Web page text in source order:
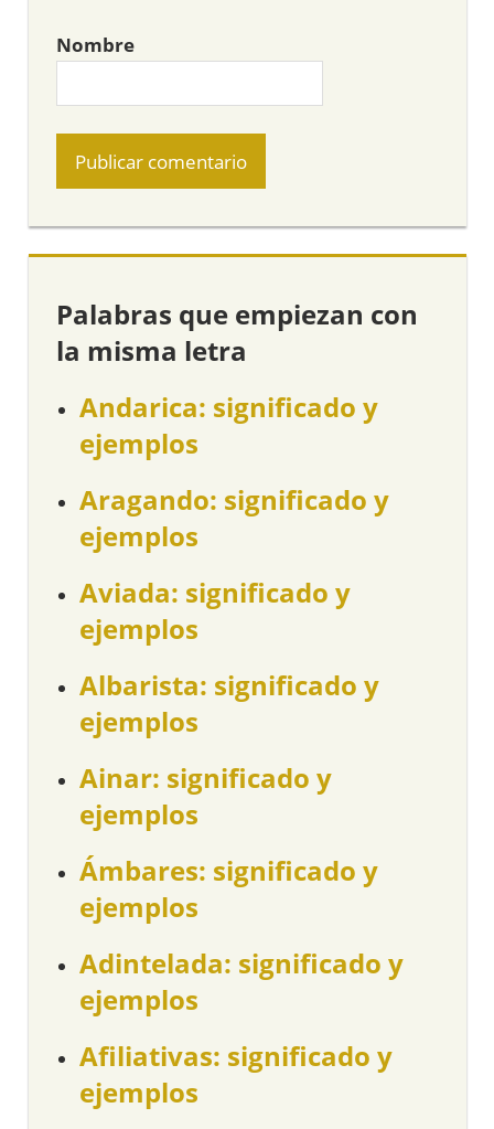
Nombre
Palabras que empiezan con
la misma letra
Andarica: significado y
ejemplos
Aragando: significado y
ejemplos
Aviada: significado y
ejemplos
Albarista: significado y
ejemplos
Ainar: significado y
ejemplos
Ámbares: significado y
ejemplos
Adintelada: significado y
ejemplos
Afiliativas: significado y
ejemplos